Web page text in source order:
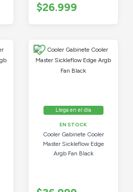
$26.999
Llega en el día
EN STOCK
Cooler Gabinete Cooler
Master Sickleflow Edge
Argb Fan Black